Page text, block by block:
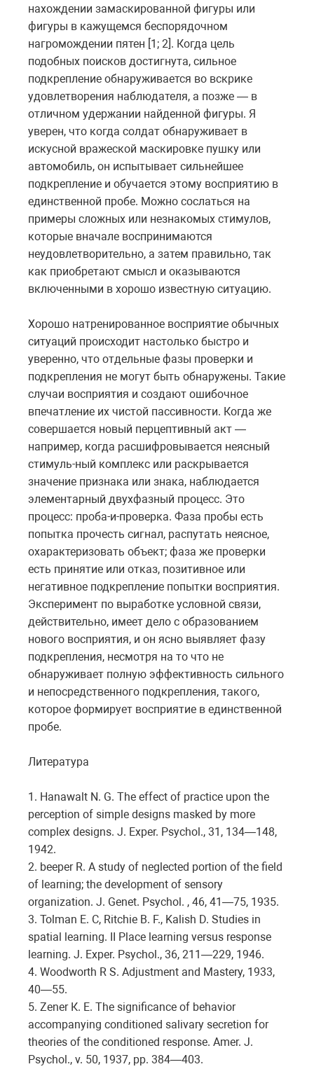
нахождении замаскированной фигуры или
фигуры в кажущемся беспорядочном
нагромождении пятен [1; 2]. Когда цель
подобных поисков достигнута, сильное
подкрепление обнаруживается во вскрике
удовлетворения наблюдателя, а позже — в
отличном удержании найденной фигуры. Я
уверен, что когда солдат обнаруживает в
искусной вражеской маскировке пушку или
автомобиль, он испытывает сильнейшее
подкрепление и обучается этому восприятию в
единственной пробе. Можно сослаться на
примеры сложных или незнакомых стимулов,
которые вначале воспринимаются
неудовлетворительно, а затем правильно, так
как приобретают смысл и оказываются
включенными в хорошо известную ситуацию.
Хорошо натренированное восприятие обычных
ситуаций происходит настолько быстро и
уверенно, что отдельные фазы проверки и
подкрепления не могут быть обнаружены. Такие
случаи восприятия и создают ошибочное
впечатление их чистой пассивности. Когда же
совершается новый перцептивный акт —
например, когда расшифровывается неясный
стимуль-ный комплекс или раскрывается
значение признака или знака, наблюдается
элементарный двухфазный процесс. Это
процесс: проба-и-проверка. Фаза пробы есть
попытка прочесть сигнал, распутать неясное,
охарактеризовать объект; фаза же проверки
есть принятие или отказ, позитивное или
негативное подкрепление попытки восприятия.
Эксперимент по выработке условной связи,
действительно, имеет дело с образованием
нового восприятия, и он ясно выявляет фазу
подкрепления, несмотря на то что не
обнаруживает полную эффективность сильного
и непосредственного подкрепления, такого,
которое формирует восприятие в единственной
пробе.
Литература
1. Hanawalt N. G. The effect of practice upon the
perception of simple designs masked by more
complex designs. J. Exper. Psychol., 31, 134—148,
1942.
2. beeper R. A study of neglected portion of the field
of learning; the development of sensory
organization. J. Genet. Psychol. , 46, 41—75, 1935.
3. Tolman E. C, Ritchie B. F., Kalish D. Studies in
spatial learning. II Place learning versus response
learning. J. Exper. Psychol., 36, 211—229, 1946.
4. Woodworth R S. Adjustment and Mastery, 1933,
40—55.
5. Zener К. E. The significance of behavior
accompanying conditioned salivary secretion for
theories of the conditioned response. Amer. J.
Psychol., v. 50, 1937, pp. 384—403.